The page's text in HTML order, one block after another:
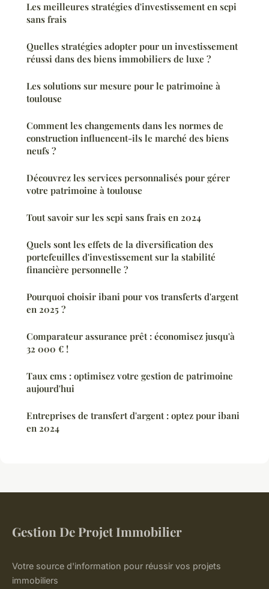
Les meilleures stratégies d'investissement en scpi
sans frais
Quelles stratégies adopter pour un investissement
réussi dans des biens immobiliers de luxe ?
Les solutions sur mesure pour le patrimoine à
toulouse
Comment les changements dans les normes de
construction influencent-ils le marché des biens
neufs ?
Découvrez les services personnalisés pour gérer
votre patrimoine à toulouse
Tout savoir sur les scpi sans frais en 2024
Quels sont les effets de la diversification des
portefeuilles d'investissement sur la stabilité
financière personnelle ?
Pourquoi choisir ibani pour vos transferts d'argent
en 2025 ?
Comparateur assurance prêt : économisez jusqu'à
32 000 € !
Taux cms : optimisez votre gestion de patrimoine
aujourd'hui
Entreprises de transfert d'argent : optez pour ibani
en 2024
Gestion De Projet Immobilier
Votre source d'information pour réussir vos projets
immobiliers